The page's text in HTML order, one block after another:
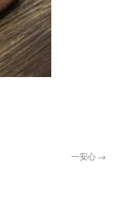
一安心 →